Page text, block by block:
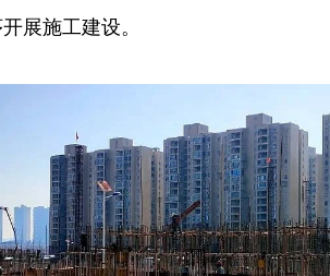
展施工建设。